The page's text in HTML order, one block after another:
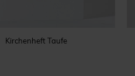
Kirchenheft Taufe